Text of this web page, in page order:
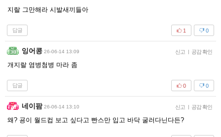
지랄 그만해라 시발새끼들아
답글 0
1
잉어콩 26-06-14 13:09 신고 | 공감 확인
개지랄 염병첨병 마라 좀
답글 0
0
네이팜 26-06-14 13:10 신고 | 공감 확인
왜? 굥이 월드컵 보고 싶다고 빤스만 입고 바닥 굴러다닌다든?